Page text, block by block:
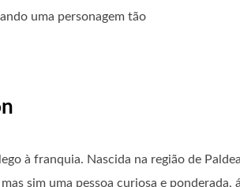
uma personagem tão
à franquia. Nascida na região de
sim uma pessoa curiosa e